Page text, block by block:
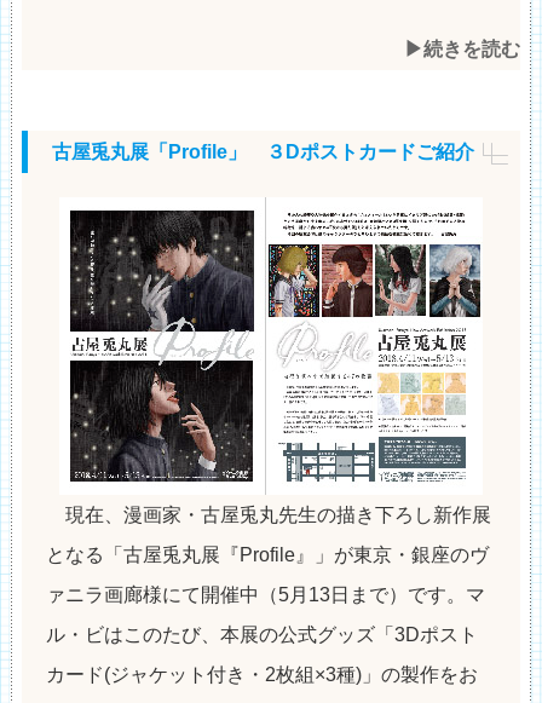
▶︎続きを読む
古屋兎丸展「Profile」 ３Dポストカードご紹介
現在、漫画家・古屋兎丸先生の描き下ろし新作展
となる「古屋兎丸展『Profile』」が東京・銀座のヴ
ァニラ画廊様にて開催中（5月13日まで）です。マ
ル・ビはこのたび、本展の公式グッズ「3Dポスト
カード(ジャケット付き・2枚組×3種)」の製作をお